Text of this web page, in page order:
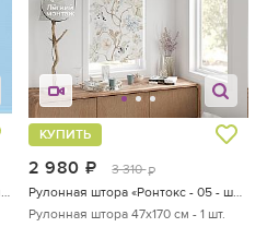
Рулонная штора «Миниролл Апилера (небесно-голубой) - ширина 50 см.»
2 980 руб.
3 310 руб.
КУПИТЬ
Рулонная штора «Ронтокс - 05 - ширина 47 см»
Рулонная штора 47х170 см - 1 шт.